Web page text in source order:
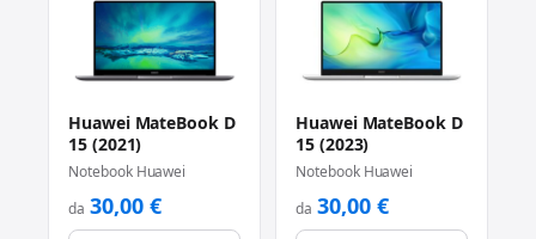
Huawei MateBook D
15 (2021)
Notebook Huawei
da 30,00 €
Huawei MateBook D
15 (2023)
Notebook Huawei
da 30,00 €